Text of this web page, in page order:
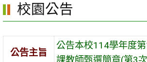
區
校園公告
公告主旨
公告本校114學年度